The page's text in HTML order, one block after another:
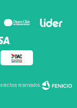
reservados.